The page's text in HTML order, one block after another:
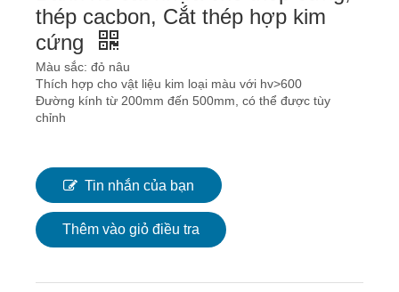
Bánh xe cắt nhựa cho thép cứng,
thép cacbon, Cắt thép hợp kim
cứng
Màu sắc: đỏ nâu
Thích hợp cho vật liệu kim loại màu với hv>600
Đường kính từ 200mm đến 500mm, có thể được tùy
Tin nhắn của bạn
Thêm vào giỏ điều tra